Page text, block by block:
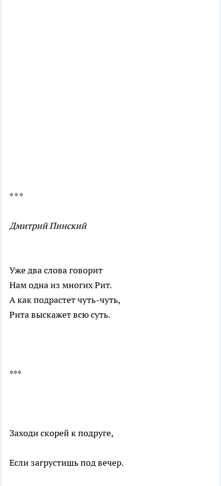
* * *
Дмитрий Пинский
Уже два слова говорит
Нам одна из многих Рит.
А как подрастет чуть-чуть,
Рита выскажет всю суть.
***
Заходи скорей к подруге,
Если загрустишь под вечер.